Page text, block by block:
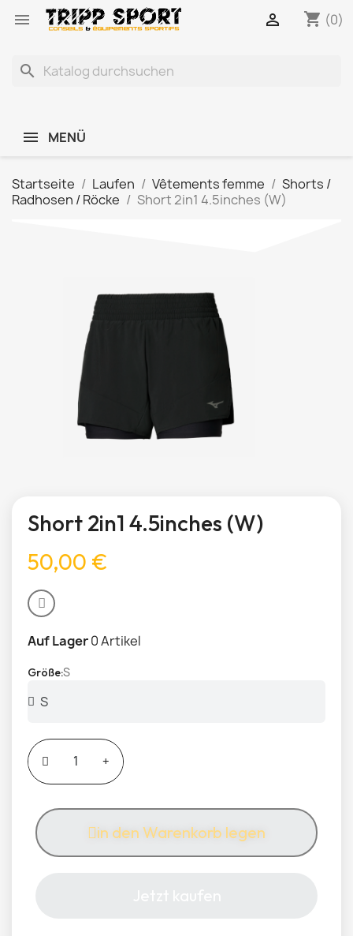
 shopping_cart (0)

search
MENÜ
Startseite Laufen Vêtements femme
Shorts /
Radhosen / Röcke
Short 2in1 4.5inches (W)
Short 2in1 4.5inches (W)
50,00 €
Auf Lager0 Artikel
GrößeS
in den Warenkorb legen